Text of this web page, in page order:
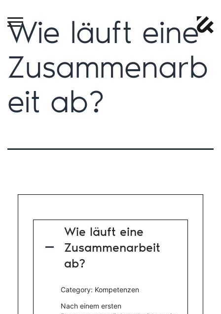
Wie läuft eine
Zusammenarb
eit ab?
A
Wie läuft eine
Zusammenarbeit
ab?
Category: Kompetenzen
Nach einem ersten